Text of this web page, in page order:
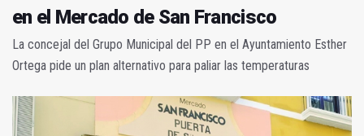
en el Mercado de San Francisco
La concejal del Grupo Municipal del PP en el Ayuntamiento Esther
Ortega pide un plan alternativo para paliar las temperaturas